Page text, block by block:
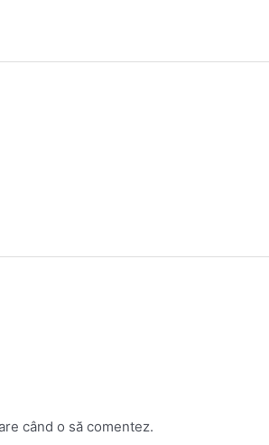
când o să comentez.